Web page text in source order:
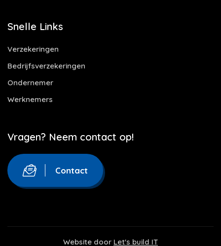
Snelle Links
Verzekeringen
Bedrijfsverzekeringen
Ondernemer
Werknemers
Vragen? Neem contact op!
Contact
Website door Let's build IT